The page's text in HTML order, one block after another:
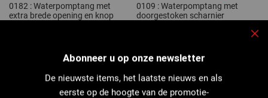
0182 : Waterpomptang met
extra brede opening en knop
0109 : Waterpomptang met
doorgestoken scharnier
Abonneer u op onze newsletter
De nieuwste items, het laatste nieuws en als
eerste op de hoogte van de promotie-